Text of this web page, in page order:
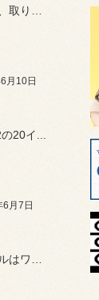
月10日
20イ...
月7日